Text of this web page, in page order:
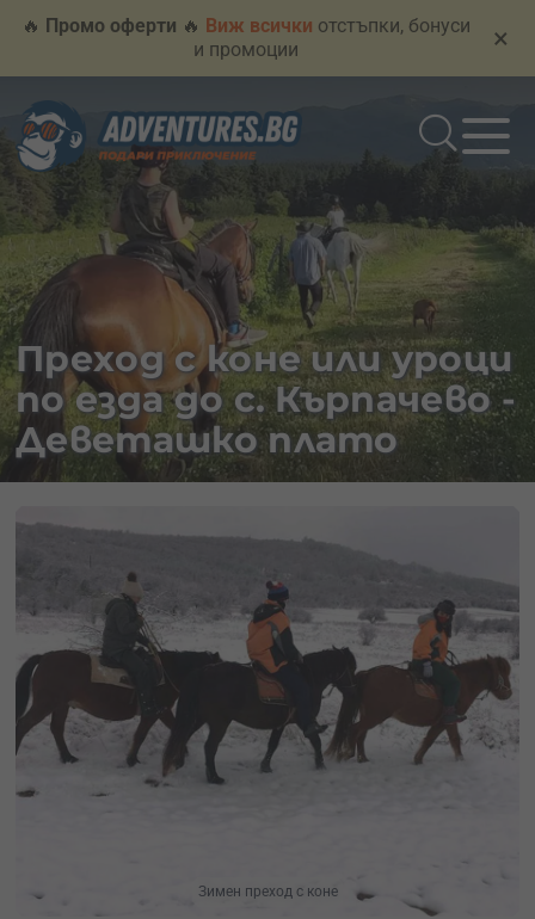
🔥 Промо оферти 🔥 Виж всички отстъпки, бонуси
и промоции
×
Преход с коне или уроци
по езда до с. Кърпачево -
Деветашко плато